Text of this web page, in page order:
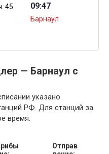
45
09:47
Барнаул
— Барнаул с
указано
РФ. Для станций за
время.
Отправ